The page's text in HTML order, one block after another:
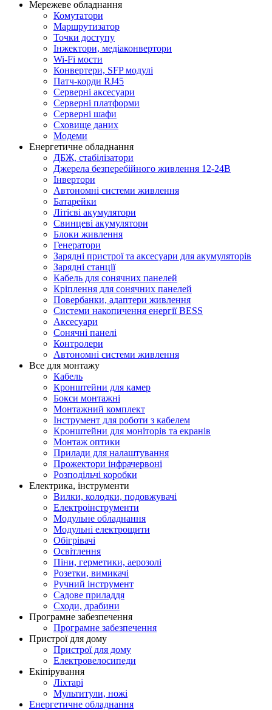
Мережеве обладнання
Комутатори
Маршрутизатор
Точки доступу
Інжектори, медіаконвертори
Wi-Fi мости
Конвертери, SFP модулі
Патч-корди RJ45
Серверні аксесуари
Серверні платформи
Серверні шафи
Сховище даних
Модеми
Енергетичне обладнання
ДБЖ, стабілізатори
Джерела безперебійного живлення 12-24В
Інвертори
Автономні системи живлення
Батарейки
Літієві акумулятори
Свинцеві акумулятори
Блоки живлення
Генератори
Зарядні пристрої та аксесуари для акумуляторів
Зарядні станції
Кабель для сонячних панелей
Кріплення для сонячних панелей
Повербанки, адаптери живлення
Системи накопичення енергії BESS
Аксесуари
Сонячні панелі
Контролери
Автономні системи живлення
Все для монтажу
Кабель
Кронштейни для камер
Бокси монтажні
Монтажний комплект
Інструмент для роботи з кабелем
Кронштейни для моніторів та екранів
Монтаж оптики
Прилади для налаштування
Прожектори інфрачервоні
Розподільчі коробки
Електрика, інструменти
Вилки, колодки, подовжувачі
Електроінструменти
Модульне обладнання
Модульні електрощити
Обігрівачі
Освітлення
Піни, герметики, аерозолі
Розетки, вимикачі
Ручний інструмент
Садове приладдя
Сходи, драбини
Програмне забезпечення
Програмне забезпечення
Пристрої для дому
Пристрої для дому
Електровелосипеди
Екіпірування
Ліхтарі
Мультитули, ножі
Енергетичне обладнання